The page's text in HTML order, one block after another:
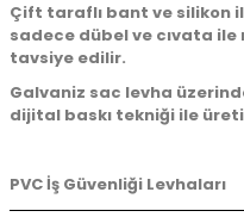
Çift taraflı bant ve silikon
sadece dübel ve cıvata ile
tavsiye edilir.
Galvaniz sac levha
dijital baskı tekniği ile
PVC İş Güvenliği Levhaları